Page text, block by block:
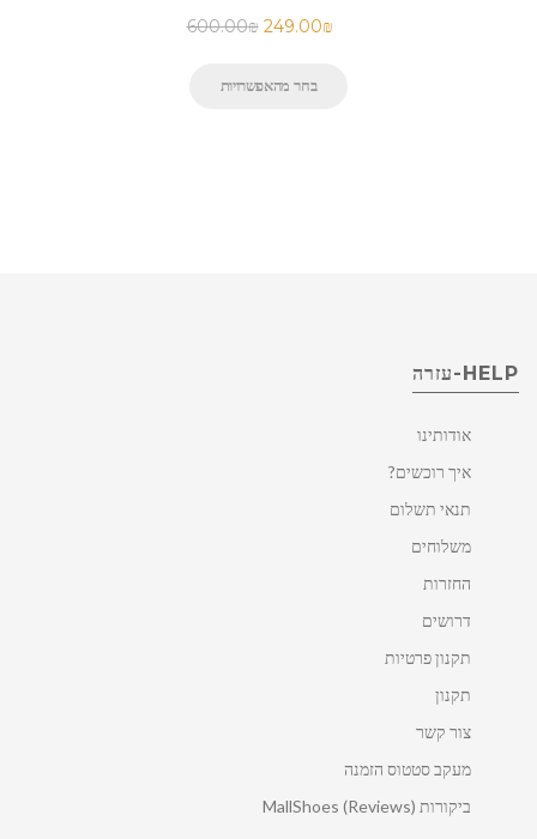
600.00₪ 249.00₪
בחר מהאפשרויות
HELP-עזרה
אודותינו
איך רוכשים?
תנאי תשלום
משלוחים
החזרות
דרושים
תקנון פרטיות
תקנון
צור קשר
מעקב סטטוס הזמנה
ביקורות MallShoes (Reviews)